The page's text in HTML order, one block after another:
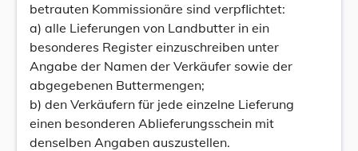
betrauten Kommissionäre sind verpflichtet:
a) alle Lieferungen von Landbutter in ein
besonderes Register einzuschreiben unter
Angabe der Namen der Verkäufer sowie der
abgegebenen Buttermengen;
b) den Verkäufern für jede einzelne Lieferung
einen besonderen Ablieferungsschein mit
denselben Angaben auszustellen.